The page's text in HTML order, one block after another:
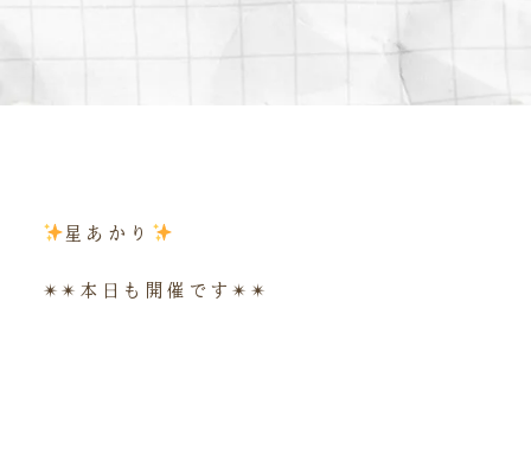
星あかり
✴︎✴︎本日も開催です✴︎✴︎